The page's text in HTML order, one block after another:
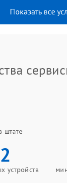
Показать все
штате
устройств